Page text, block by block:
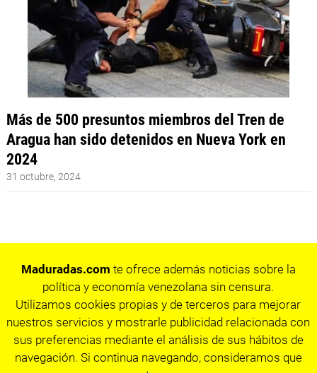
Más de 500 presuntos miembros del Tren de
Aragua han sido detenidos en Nueva York en
2024
31 octubre, 2024
Maduradas.com te ofrece además noticias sobre la
política y economía venezolana sin censura.
Utilizamos cookies propias y de terceros para mejorar
nuestros servicios y mostrarle publicidad relacionada con
sus preferencias mediante el análisis de sus hábitos de
navegación. Si continua navegando, consideramos que